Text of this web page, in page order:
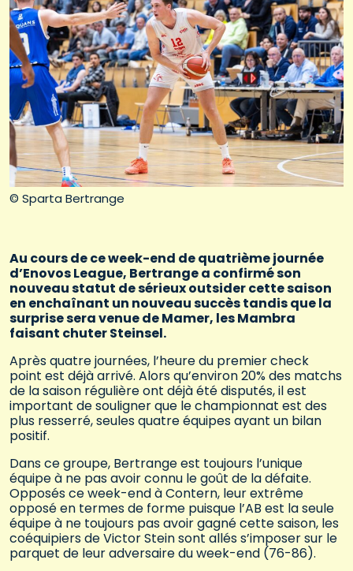
© Sparta Bertrange
Au cours de ce week-end de quatrième journée
d’Enovos League, Bertrange a confirmé son
nouveau statut de sérieux outsider cette saison
en enchaînant un nouveau succès tandis que la
surprise sera venue de Mamer, les Mambra
faisant chuter Steinsel.
Après quatre journées, l’heure du premier check
point est déjà arrivé. Alors qu’environ 20% des matchs
de la saison régulière ont déjà été disputés, il est
important de souligner que le championnat est des
plus resserré, seules quatre équipes ayant un bilan
positif.
Dans ce groupe, Bertrange est toujours l’unique
équipe à ne pas avoir connu le goût de la défaite.
Opposés ce week-end à Contern, leur extrême
opposé en termes de forme puisque l’AB est la seule
équipe à ne toujours pas avoir gagné cette saison, les
coéquipiers de Victor Stein sont allés s’imposer sur le
parquet de leur adversaire du week-end (76-86).